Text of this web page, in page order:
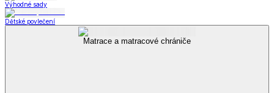
Výhodné sady
Dětské povlečení
Matrace a matracové chrániče